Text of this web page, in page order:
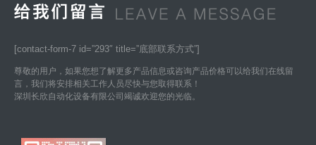
[contact-form-7 id=”293″ title=”底部联系方式”]
尊敬的用户，如果您想了解更多产品信息或咨询产品价格可以给我们在线留
言，我们将安排相关工作人员尽快与您取得联系！
深圳长欣自动化设备有限公司竭诚欢迎您的光临。